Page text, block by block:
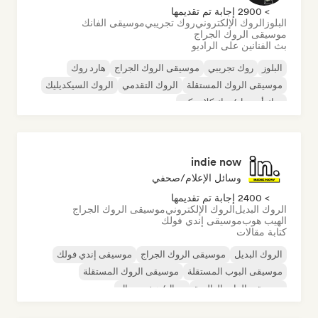
> 2900 إجابة تم تقديمها
البلوز الروك الإلكترونيروك تجريبيموسيقى الفانك
موسيقى الروك الجراج
بث الفنانين على الراديو
البلوز روك تجريبي موسيقى الروك الجراج
هارد روك
موسيقى الروك المستقلة
الروك التقدمي
الروك السيكديليك
روك أند رول/روك كلاسيكي
indie now
وسائل الإعلام/صحفي
> 2400 إجابة تم تقديمها
الروك البديلالروك الإلكترونيموسيقى الروك الجراج
الهيب هوبموسيقى إندي فولك
كتابة مقالات
الروك البديل موسيقى الروك الجراج
موسيقى إندي فولك
موسيقى البوب المستقلة
موسيقى الروك المستقلة
موسيقى الراب العالمية
ميتال/هيفي ميتال